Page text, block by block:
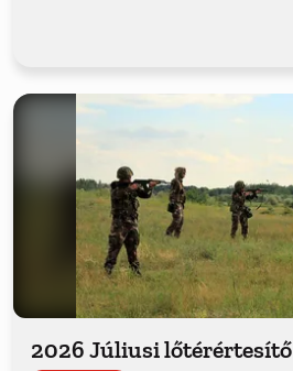
2026 Júliusi lőtérértesítő